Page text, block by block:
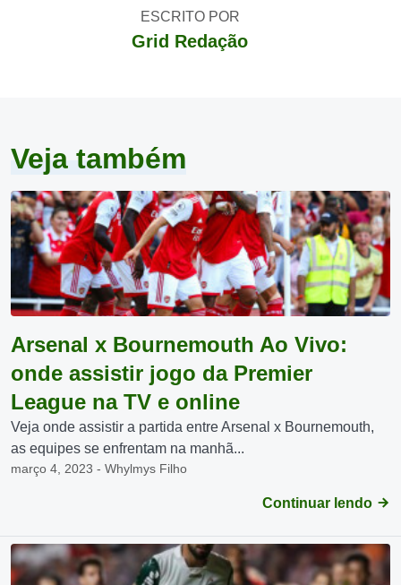
ESCRITO POR
Grid Redação
Veja também
Arsenal x Bournemouth Ao Vivo:
onde assistir jogo da Premier
League na TV e online
Veja onde assistir a partida entre Arsenal x Bournemouth,
as equipes se enfrentam na manhã...
março 4, 2023 - Whylmys Filho
Continuar lendo